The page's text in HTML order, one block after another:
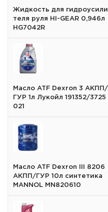
Жидкость для гидроусили
теля руля HI-GEAR 0,946л
HG7042R
Масло ATF Dexron 3 АКПП/
ГУР 1л Лукойл 191352/3725
021
Масло ATF Dexron III 8206
АКПП/ГУР 10л синтетика
MANNOL MN820610